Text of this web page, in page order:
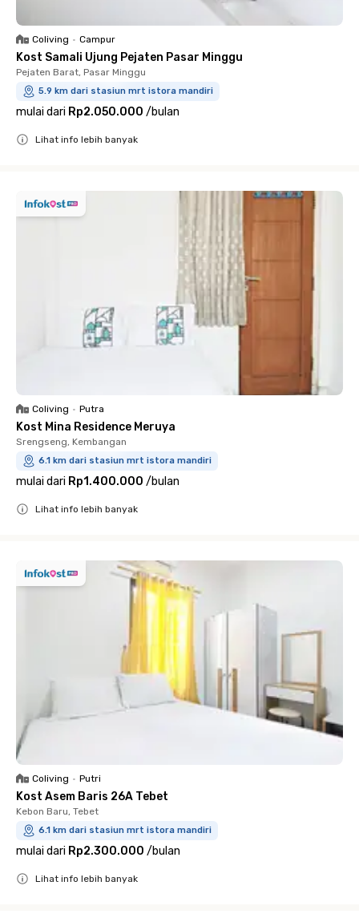
Coliving • Campur
Kost Samali Ujung Pejaten Pasar Minggu
Pejaten Barat, Pasar Minggu
5.9 km dari stasiun mrt istora mandiri
mulai dari Rp2.050.000 /bulan
Lihat info lebih banyak
Coliving • Putra
Kost Mina Residence Meruya
Srengseng, Kembangan
6.1 km dari stasiun mrt istora mandiri
mulai dari Rp1.400.000 /bulan
Lihat info lebih banyak
Coliving • Putri
Kost Asem Baris 26A Tebet
Kebon Baru, Tebet
6.1 km dari stasiun mrt istora mandiri
mulai dari Rp2.300.000 /bulan
Lihat info lebih banyak